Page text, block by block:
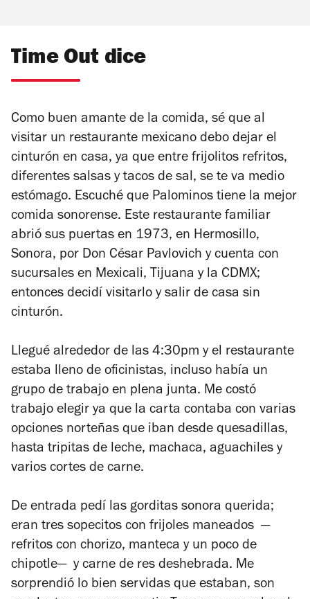
Time Out dice
Como buen amante de la comida, sé que al
visitar un restaurante mexicano debo dejar el
cinturón en casa, ya que entre frijolitos refritos,
diferentes salsas y tacos de sal, se te va medio
estómago. Escuché que Palominos tiene la mejor
comida sonorense. Este restaurante familiar
abrió sus puertas en 1973, en Hermosillo,
Sonora, por Don César Pavlovich y cuenta con
sucursales en Mexicali, Tijuana y la CDMX;
entonces decidí visitarlo y salir de casa sin
cinturón.
Llegué alrededor de las 4:30pm y el restaurante
estaba lleno de oficinistas, incluso había un
grupo de trabajo en plena junta. Me costó
trabajo elegir ya que la carta contaba con varias
opciones norteñas que iban desde quesadillas,
hasta tripitas de leche, machaca, aguachiles y
varios cortes de carne.
De entrada pedí las gorditas sonora querida;
eran tres sopecitos con frijoles maneados —
refritos con chorizo, manteca y un poco de
chipotle— y carne de res deshebrada. Me
sorprendió lo bien servidas que estaban, son